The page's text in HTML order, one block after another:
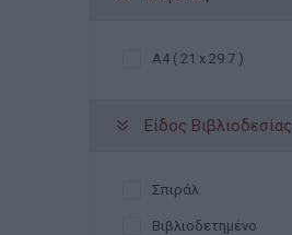
A4 ( 21 x 29.7 )
Είδος Βιβλιοδεσίας
Σπιράλ
Βιβλιοδετημένο